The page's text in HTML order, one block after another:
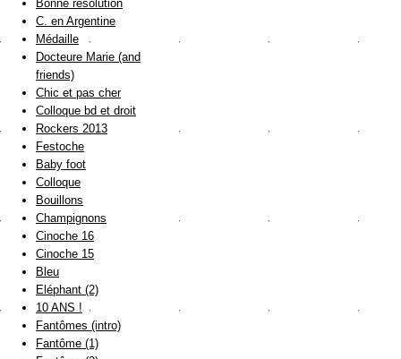
Bonne résolution
C. en Argentine
Médaille
Docteure Marie (and
friends)
Chic et pas cher
Colloque bd et droit
Rockers 2013
Festoche
Baby foot
Colloque
Bouillons
Champignons
Cinoche 16
Cinoche 15
Bleu
Eléphant (2)
10 ANS !
Fantômes (intro)
Fantôme (1)